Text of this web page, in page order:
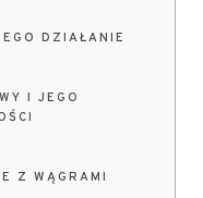
DZIAŁANIE
I JEGO
Z WĄGRAMI